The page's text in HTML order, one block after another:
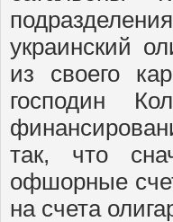
украинский
из своего
господин
так, что
офшорные
на счета